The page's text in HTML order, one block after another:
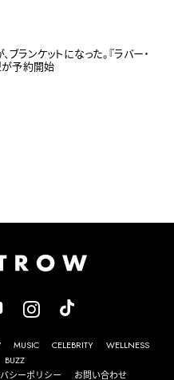
ランケットになった。『ラバー・
が予約開始
MUSIC CELEBRITY
WELLNESS
BUZZ
シーポリシー
お問い合わせ